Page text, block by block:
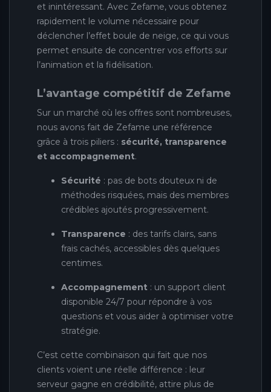
et inintéressant. Avec Zefame, vous obtenez
rapidement le volume nécessaire pour
déclencher l’effet boule de neige, ce qui vous
permet ensuite de concentrer vos efforts sur
l’animation et la fidélisation.
L’avantage compétitif de Zefame
Sur un marché où les offres sont nombreuses,
nous avons fait de Zefame une référence
grâce à trois piliers : sécurité, transparence
et accompagnement.
Sécurité : pas de bots douteux ni de
méthodes risquées, mais des membres
crédibles ajoutés progressivement.
Transparence : des tarifs clairs, sans
frais cachés, accessibles dès quelques
centimes.
Accompagnement : un support client
disponible 24/7 pour répondre à vos
questions et vous aider à optimiser votre
stratégie.
C’est cette combinaison qui fait que nos
clients voient une réelle différence : leur
serveur gagne en crédibilité, attire plus de